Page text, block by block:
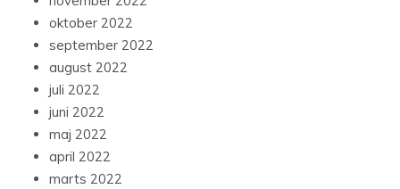
oktober 2022
september 2022
august 2022
juli 2022
juni 2022
maj 2022
april 2022
marts 2022